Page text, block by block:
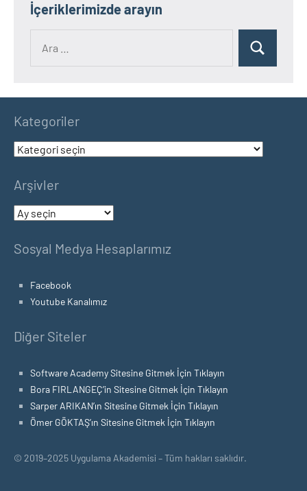
İçeriklerimizde arayın
Ara
Kategoriler
Kategoriler
Arşivler
Arşivler
Sosyal Medya Hesaplarımız
Facebook
Youtube Kanalımız
Diğer Siteler
Software Academy Sitesine Gitmek İçin Tıklayın
Bora FIRLANGEÇ’in Sitesine Gitmek İçin Tıklayın
Sarper ARIKAN’ın Sitesine Gitmek İçin Tıklayın
Ömer GÖKTAŞ’ın Sitesine Gitmek İçin Tıklayın
© 2019–2025 Uygulama Akademisi – Tüm hakları saklıdır.